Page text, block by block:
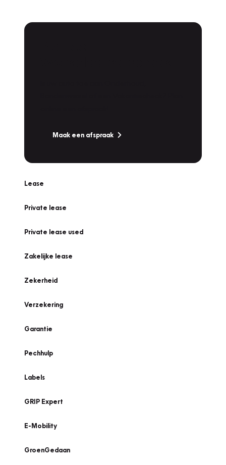
Maak een afspraak
Lease
Private lease
Private lease used
Zakelijke lease
Zekerheid
Verzekering
Garantie
Pechhulp
Labels
GRIP Expert
E-Mobility
GroenGedaan